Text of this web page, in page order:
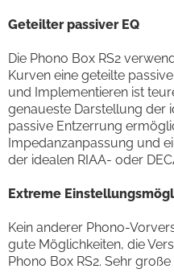
Geteilter passiver EQ
Die Phono Box RS2
Kurven eine geteilte
und Implementieren ist
genaueste Darstellung der
passive Entzerrung
Impedanzanpassung und
der idealen RIAA- oder
Extreme
Kein anderer Phono-
gute Möglichkeiten, die
Phono Box RS2. Sehr